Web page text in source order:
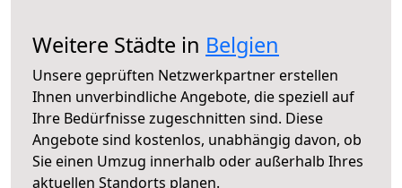
Weitere Städte in Belgien
Unsere geprüften Netzwerkpartner erstellen
Ihnen unverbindliche Angebote, die speziell auf
Ihre Bedürfnisse zugeschnitten sind. Diese
Angebote sind kostenlos, unabhängig davon, ob
Sie einen Umzug innerhalb oder außerhalb Ihres
aktuellen Standorts planen.